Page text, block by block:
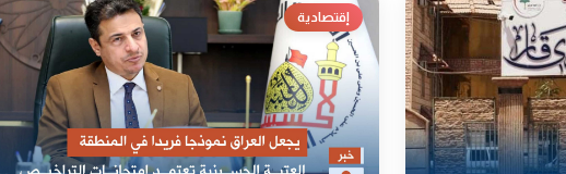
إقتصادية